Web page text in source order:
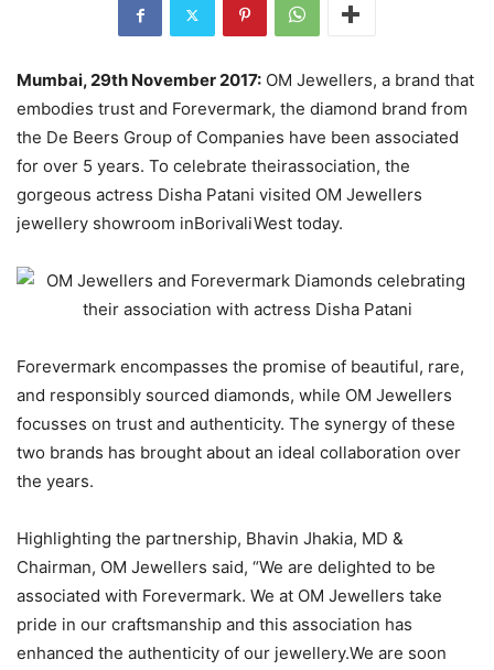
Mumbai, 29th November 2017: OM Jewellers, a brand that
embodies trust and Forevermark, the diamond brand from
the De Beers Group of Companies have been associated
for over 5 years. To celebrate theirassociation, the
gorgeous actress Disha Patani visited OM Jewellers
jewellery showroom inBorivaliWest today.
Forevermark encompasses the promise of beautiful, rare,
and responsibly sourced diamonds, while OM Jewellers
focusses on trust and authenticity. The synergy of these
two brands has brought about an ideal collaboration over
the years.
Highlighting the partnership, Bhavin Jhakia, MD &
Chairman, OM Jewellers said, “We are delighted to be
associated with Forevermark. We at OM Jewellers take
pride in our craftsmanship and this association has
enhanced the authenticity of our jewellery.We are soon